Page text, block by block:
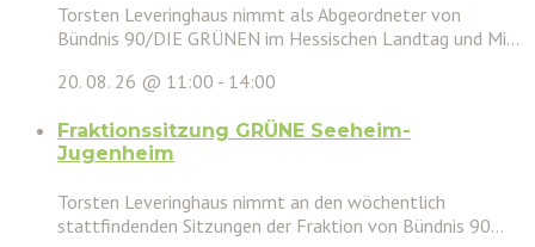
Torsten Leveringhaus nimmt als Abgeordneter von
Bündnis 90/DIE GRÜNEN im Hessischen Landtag und Mi...
20. 08. 26 @ 11:00 - 14:00
Fraktionssitzung GRÜNE Seeheim-
Jugenheim
Torsten Leveringhaus nimmt an den wöchentlich
stattfindenden Sitzungen der Fraktion von Bündnis 90...